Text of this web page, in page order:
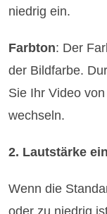
niedrig ein.
Farbton: Der
der Bildfarbe.
Sie Ihr Video
wechseln.
2. Lautstärke
Wenn die